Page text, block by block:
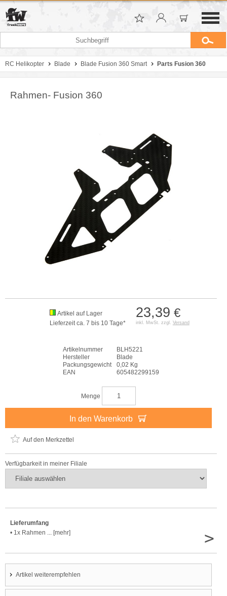
RC Helikopter Blade Blade Fusion 360 Smart Parts Fusion 360
Rahmen- Fusion 360
23,39 €
inkl. MwSt. zzgl. Versand
Artikel auf Lager
Lieferzeit ca. 7 bis 10 Tage*
Artikelnummer
BLH5221
Hersteller
Blade
Packungsgewicht
0,02 Kg
EAN
605482299159
Menge
In den Warenkorb
Auf den Merkzettel
Verfügbarkeit in meiner Filiale
Lieferumfang
• 1x Rahmen ... [mehr]
>
Artikel weiterempfehlen